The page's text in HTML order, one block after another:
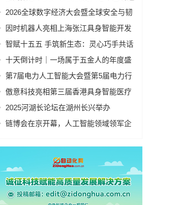
业&新能源数智峰会全新启程！
2026全球数字经济大会暨全球安全与韧
性经济AI论坛在京隆重召开
因时机器人亮相上海张江具身智能开发
者大会
智赋十五五 手筑新生态：灵心巧手共话
具身智能新基建
十天倒计时｜一场属于五金人的年度盛
会，即将启幕！
第7届电力人工智能大会暨第5届电力行
业数字化转型大会，10月相约杭州！
傲意科技亮相第三届香港具身智能医疗
科技论坛，共同探讨医疗科技企业出海
2025河湖长论坛在湖州长兴举办
链博会在京开幕，人工智能领域领军企